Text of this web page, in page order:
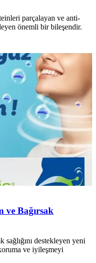
parçalayan ve anti-
önemli bir bileşendir.
ve Bağırsak
destekleyen yeni
ve iyileşmeyi